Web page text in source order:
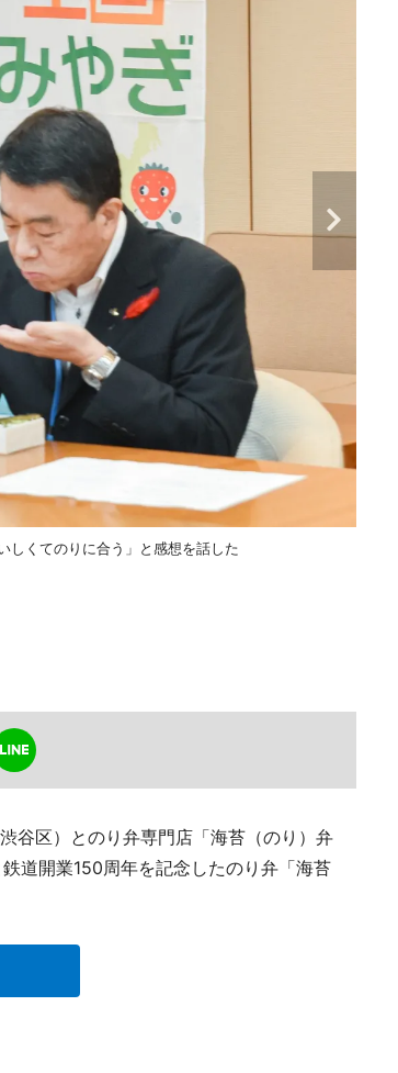
しくてのりに合う」と感想を話した
谷区）とのり弁専門店「海苔（のり）弁
道開業150周年を記念したのり弁「海苔